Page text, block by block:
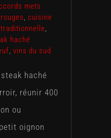
mets
, cuisine
,
haché
, vins du sud
haché
réunir 400
ou
oignon